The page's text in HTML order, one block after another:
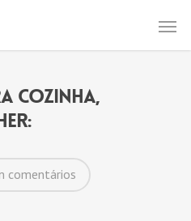
Cozinha,
comentários